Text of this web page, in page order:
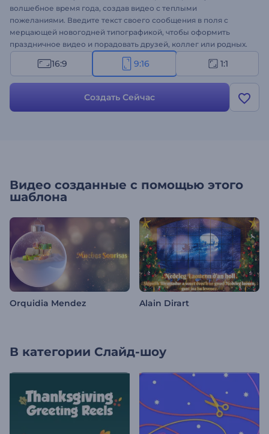
волшебное время года, создав видео с теплыми
пожеланиями. Введите текст своего сообщения в поля с
мерцающей новогодней типографикой, чтобы оформить
праздничное видео и порадовать друзей, коллег или родных.
Работа над сообщением займет всего пару минут, и вы
получите профессиональную новогоднюю видеоанимацию.
интро, рождественских рекламных роликов, видеооткрыток,
приглашений на праздничный ужин и многого другого.
16:9 9:16 1:1
Создать Сейчас
Видео созданные с помощью этого
шаблона
Orquidia Mendez Alain Dirart
В категории Слайд-шоу